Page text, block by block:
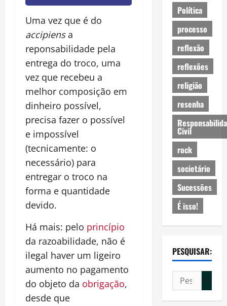
Uma vez que é do
accipiensa
reponsabilidade pela
entrega do troco, uma
vez que recebeu a
melhor composição em
dinheiro possível,
precisa fazer o possível
e impossível
(tecnicamente: o
necessário) para
entregar o troco na
forma e quantidade
devido.
Há mais: pelo princípio
da razoabilidade, não é
ilegal haver um ligeiro
aumento no pagamento
do objeto da obrigação,
desde que
Política
processo
reflexão
reflexões
religião
resenha
Civil
rock
societário
Sucessões
É isso!
PESQUISAR:
Pesquisar
por: